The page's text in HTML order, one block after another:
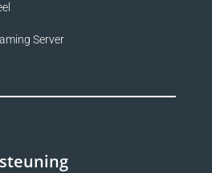
Server